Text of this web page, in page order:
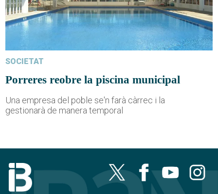
SOCIETAT
Porreres reobre la piscina municipal
Una empresa del poble se'n farà càrrec i la
gestionarà de manera temporal